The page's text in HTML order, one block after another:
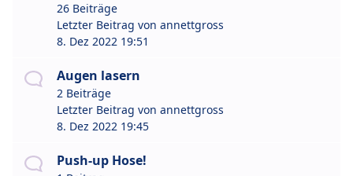
26 Beiträge
Letzter Beitrag von annettgross
8. Dez 2022 19:51
Augen lasern
2 Beiträge
Letzter Beitrag von annettgross
8. Dez 2022 19:45
Push-up Hose!